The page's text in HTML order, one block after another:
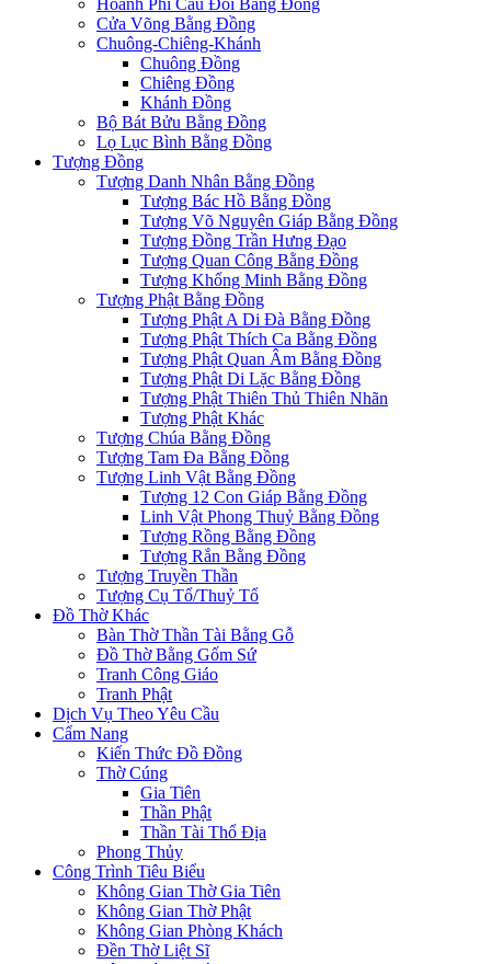
Hoành Phi Câu Đối Bằng Đồng
Cửa Võng Bằng Đồng
Chuông-Chiêng-Khánh
Chuông Đồng
Chiêng Đồng
Khánh Đồng
Bộ Bát Bửu Bằng Đồng
Lọ Lục Bình Bằng Đồng
Tượng Đồng
Tượng Danh Nhân Bằng Đồng
Tượng Bác Hồ Bằng Đồng
Tượng Võ Nguyên Giáp Bằng Đồng
Tượng Đồng Trần Hưng Đạo
Tượng Quan Công Bằng Đồng
Tượng Khổng Minh Bằng Đồng
Tượng Phật Bằng Đồng
Tượng Phật A Di Đà Bằng Đồng
Tượng Phật Thích Ca Bằng Đồng
Tượng Phật Quan Âm Bằng Đồng
Tượng Phật Di Lặc Bằng Đồng
Tượng Phật Thiên Thủ Thiên Nhãn
Tượng Phật Khác
Tượng Chúa Bằng Đồng
Tượng Tam Đa Bằng Đồng
Tượng Linh Vật Bằng Đồng
Tượng 12 Con Giáp Bằng Đồng
Linh Vật Phong Thuỷ Bằng Đồng
Tượng Rồng Bằng Đồng
Tượng Rắn Bằng Đồng
Tượng Truyền Thần
Tượng Cụ Tổ/Thuỷ Tổ
Đồ Thờ Khác
Bàn Thờ Thần Tài Bằng Gỗ
Đồ Thờ Bằng Gốm Sứ
Tranh Công Giáo
Tranh Phật
Dịch Vụ Theo Yêu Cầu
Cẩm Nang
Kiến Thức Đồ Đồng
Thờ Cúng
Gia Tiên
Thần Phật
Thần Tài Thổ Địa
Phong Thủy
Công Trình Tiêu Biểu
Không Gian Thờ Gia Tiên
Không Gian Thờ Phật
Không Gian Phòng Khách
Đền Thờ Liệt Sĩ